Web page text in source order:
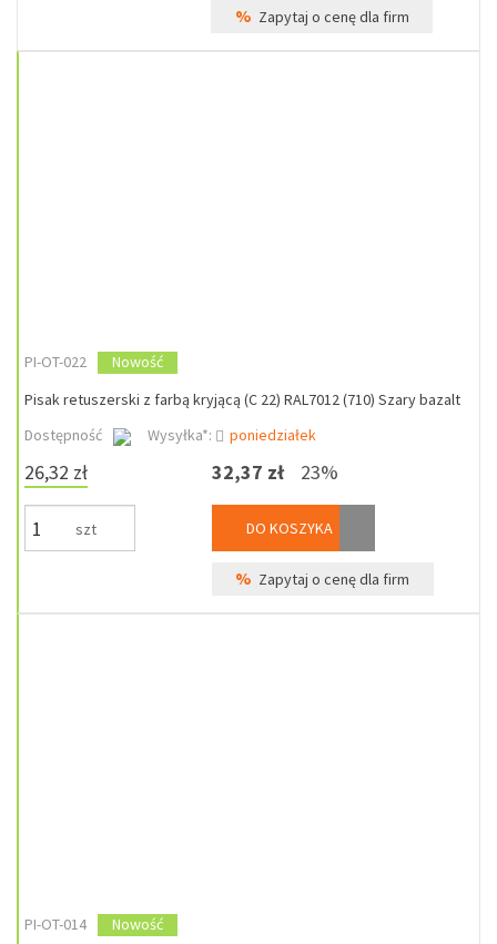
% Zapytaj o cenę dla firm
PI-OT-022
Nowość
Pisak retuszerski z farbą kryjącą (C 22) RAL7012 (710) Szary bazalt
Dostępność
Wysyłka*: poniedziałek
26,32 zł
szt
32,37 zł 23%
DO KOSZYKA
% Zapytaj o cenę dla firm
PI-OT-014
Nowość